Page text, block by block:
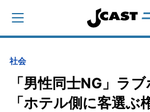
社会
「男性同士NG」ラ
「ホテル側に客選ぶ